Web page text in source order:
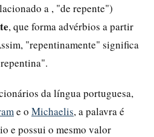
a , "de repente")
, que forma advérbios a partir
"repentinamente" significa
da língua portuguesa,
e o Michaelis, a palavra é
e possui o mesmo valor